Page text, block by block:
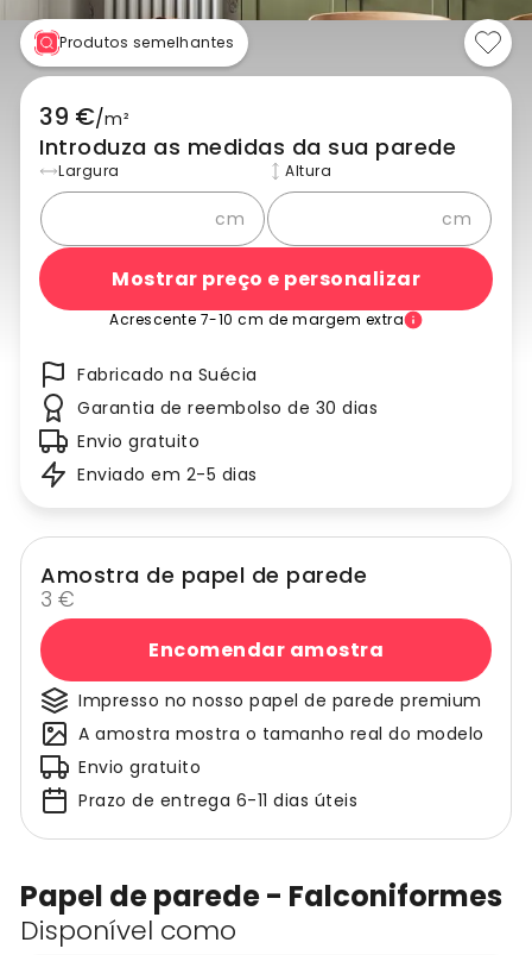
Papel de parede - Falconiformes
Disponível como
Produtos semelhantes
39 €/m²
Introduza as medidas da sua parede
Largura
cm
Altura
cm
Mostrar preço e personalizar
Acrescente 7-10 cm de margem extra
Fabricado na Suécia
Garantia de reembolso de 30 dias
Envio gratuito
Enviado em 2-5 dias
Amostra de papel de parede
3 €
Encomendar amostra
Impresso no nosso papel de parede premium
A amostra mostra o tamanho real do modelo
Envio gratuito
Prazo de entrega 6-11 dias úteis